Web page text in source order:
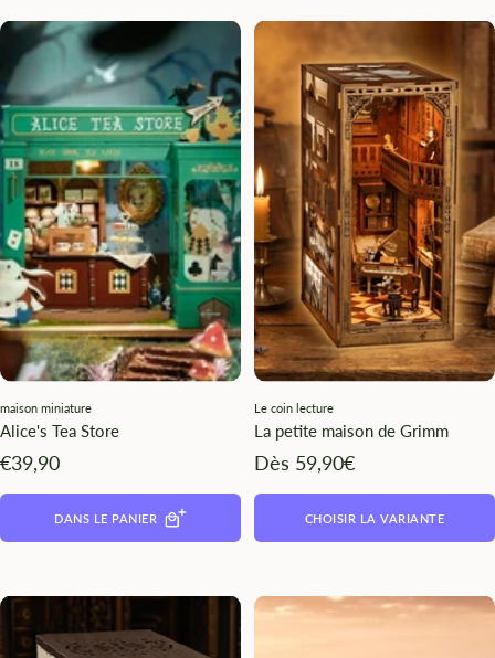
maison miniature
Alice's Tea Store
Angebotspreis
€39,90
DANS LE PANIER
Le coin lecture
La petite maison de Grimm
Angebotspreis
Dès 59,90€
CHOISIR LA VARIANTE